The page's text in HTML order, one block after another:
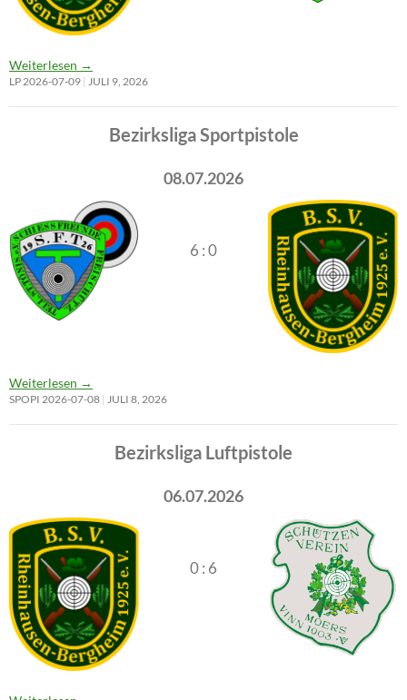
Weiterlesen →
LP 2026-07-09 JULI 9, 2026
Bezirksliga Sportpistole
08.07.2026
6 : 0
Weiterlesen →
SPOPI 2026-07-08 JULI 8, 2026
Bezirksliga Luftpistole
06.07.2026
0 : 6